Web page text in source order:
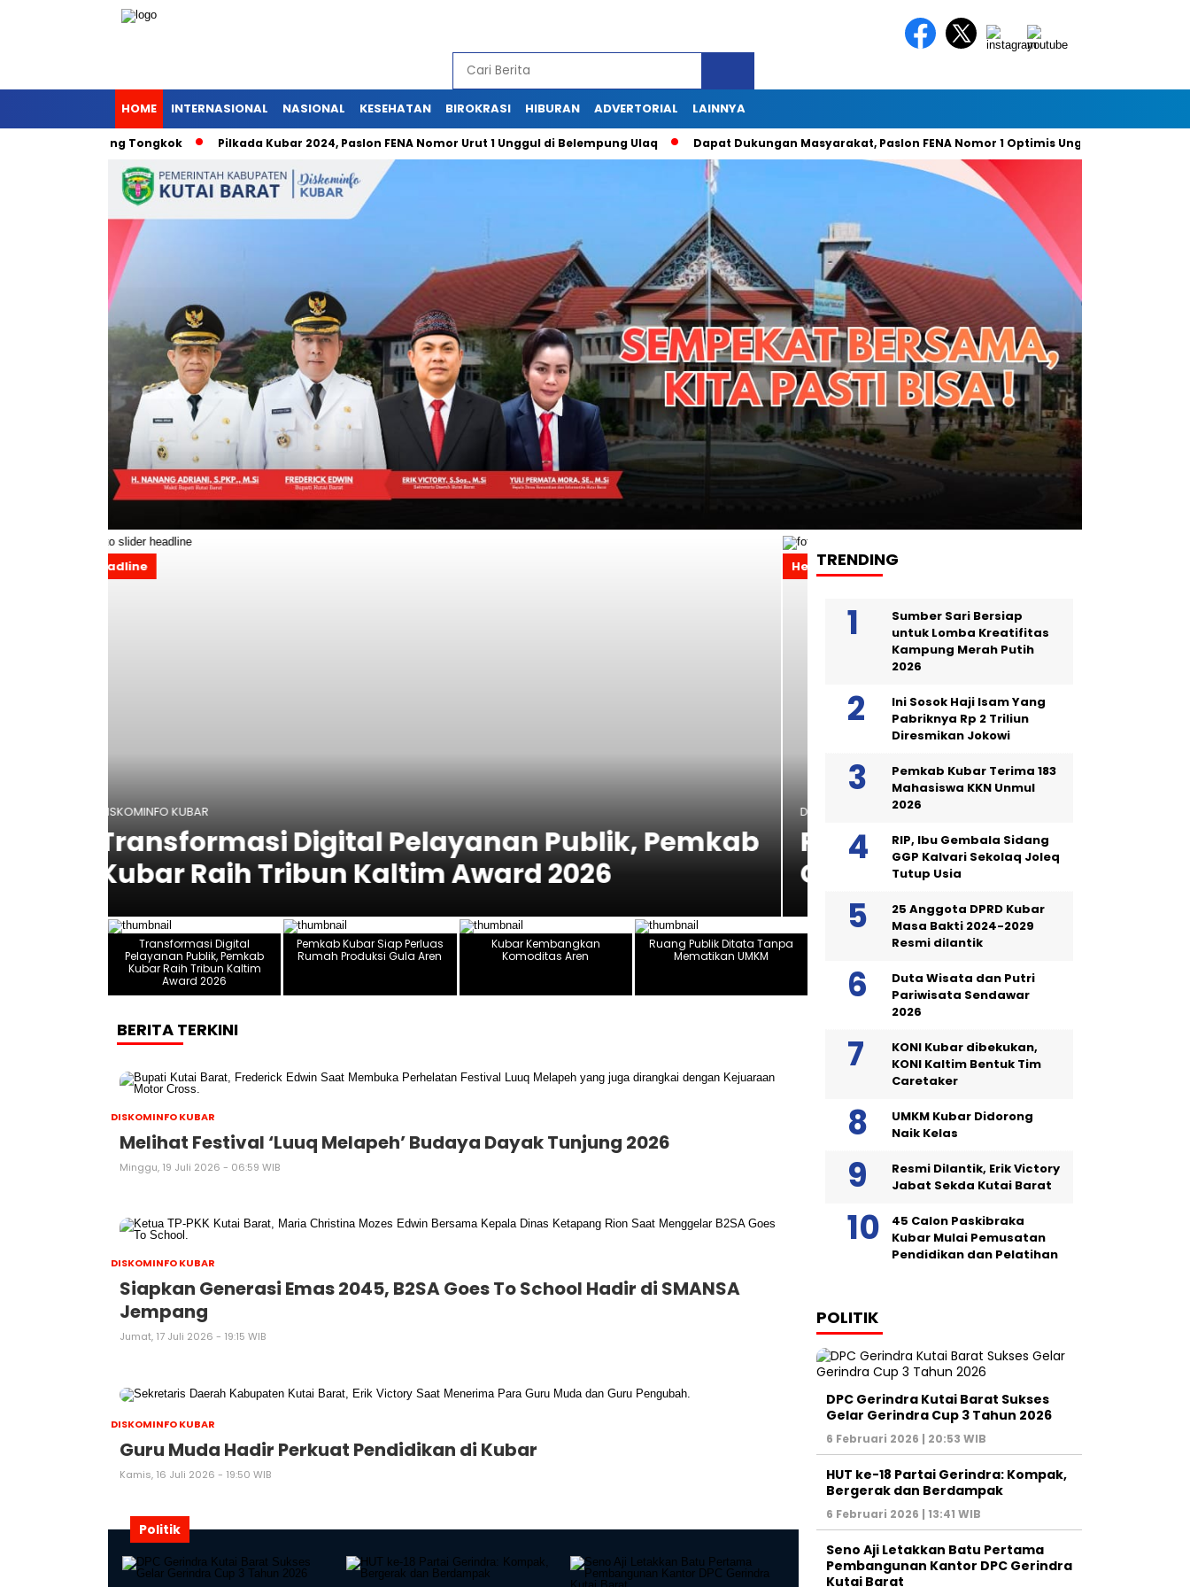
HOME INTERNASIONAL NASIONAL KESEHATAN BIROKRASI HIBURAN ADVERTORIAL LAINNYA
Barong Tongkok Pilkada Kubar 2024, Paslon FENA Nomor Urut 1 Unggul di Belempung Ulaq Dapat Dukungan Masyarakat, Paslon FENA Nomor 1 Optimis Unggul 49 Persen Suara
Headline
DISKOMINFO KUBAR
Pemkab Kubar Siap Perluas Rumah Produksi
Gula Aren
Headline
DISKOMINFO KUBAR
Kubar Kembangkan
Transformasi Digital
Pelayanan Publik, Pemkab
Kubar Raih Tribun Kaltim
Award 2026
Pemkab Kubar Siap Perluas
Rumah Produksi Gula Aren
Kubar Kembangkan
Komoditas Aren
Ruang Publik Ditata Tanpa
Mematikan UMKM
BERITA TERKINI
DISKOMINFO KUBAR
Melihat Festival ‘Luuq Melapeh’ Budaya Dayak Tunjung 2026
Minggu, 19 Juli 2026 - 06:59 WIB
DISKOMINFO KUBAR
Siapkan Generasi Emas 2045, B2SA Goes To School Hadir di SMANSA
Jempang
Jumat, 17 Juli 2026 - 19:15 WIB
DISKOMINFO KUBAR
Guru Muda Hadir Perkuat Pendidikan di Kubar
Kamis, 16 Juli 2026 - 19:50 WIB
Politik
TRENDING
Sumber Sari Bersiap
untuk Lomba Kreatifitas
Kampung Merah Putih
2026
Ini Sosok Haji Isam Yang
Pabriknya Rp 2 Triliun
Diresmikan Jokowi
Pemkab Kubar Terima 183
Mahasiswa KKN Unmul
2026
RIP, Ibu Gembala Sidang
GGP Kalvari Sekolaq Joleq
Tutup Usia
25 Anggota DPRD Kubar
Masa Bakti 2024-2029
Resmi dilantik
Duta Wisata dan Putri
Pariwisata Sendawar
2026
KONI Kubar dibekukan,
KONI Kaltim Bentuk Tim
Caretaker
UMKM Kubar Didorong
Naik Kelas
Resmi Dilantik, Erik Victory
Jabat Sekda Kutai Barat
45 Calon Paskibraka
Kubar Mulai Pemusatan
Pendidikan dan Pelatihan
POLITIK
DPC Gerindra Kutai Barat Sukses
Gelar Gerindra Cup 3 Tahun 2026
6 Februari 2026 | 20:53 WIB
HUT ke-18 Partai Gerindra: Kompak,
Bergerak dan Berdampak
6 Februari 2026 | 13:41 WIB
Seno Aji Letakkan Batu Pertama
Pembangunan Kantor DPC Gerindra
Kutai Barat